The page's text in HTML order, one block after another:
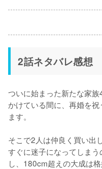
2話ネタバレ感想
ついに始まった新たな家
かけている間に、再婚を
ます。
そこで2人は仲良く買い出
すぐに迷子になってしま
し、180cm超えの大成は